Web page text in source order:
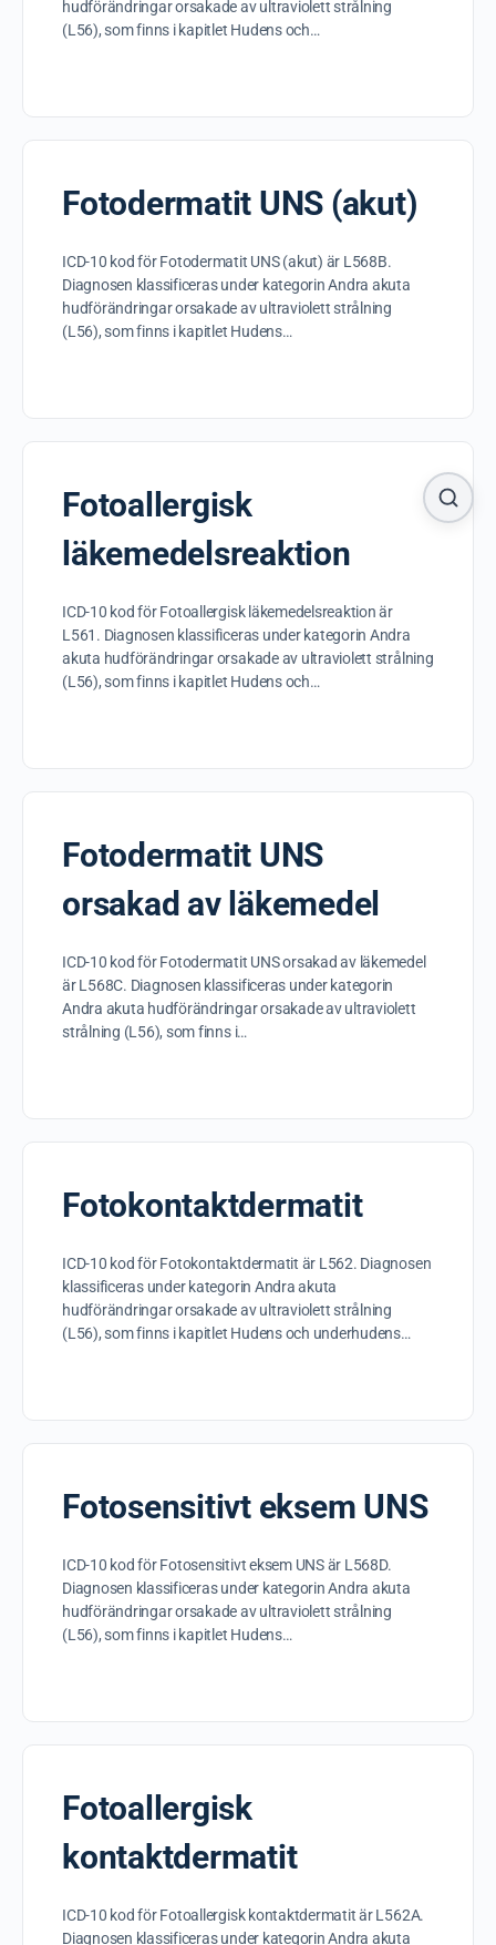
hudförändringar orsakade av ultraviolett strålning
(L56), som finns i kapitlet Hudens och…
Fotodermatit UNS (akut)
ICD-10 kod för Fotodermatit UNS (akut) är L568B.
Diagnosen klassificeras under kategorin Andra akuta
hudförändringar orsakade av ultraviolett strålning
(L56), som finns i kapitlet Hudens…
Fotoallergisk
läkemedelsreaktion
ICD-10 kod för Fotoallergisk läkemedelsreaktion är
L561. Diagnosen klassificeras under kategorin Andra
akuta hudförändringar orsakade av ultraviolett strålning
(L56), som finns i kapitlet Hudens och…
Fotodermatit UNS
orsakad av läkemedel
ICD-10 kod för Fotodermatit UNS orsakad av läkemedel
är L568C. Diagnosen klassificeras under kategorin
Andra akuta hudförändringar orsakade av ultraviolett
strålning (L56), som finns i…
Fotokontaktdermatit
ICD-10 kod för Fotokontaktdermatit är L562. Diagnosen
klassificeras under kategorin Andra akuta
hudförändringar orsakade av ultraviolett strålning
(L56), som finns i kapitlet Hudens och underhudens…
Fotosensitivt eksem UNS
ICD-10 kod för Fotosensitivt eksem UNS är L568D.
Diagnosen klassificeras under kategorin Andra akuta
hudförändringar orsakade av ultraviolett strålning
(L56), som finns i kapitlet Hudens…
Fotoallergisk
kontaktdermatit
ICD-10 kod för Fotoallergisk kontaktdermatit är L562A.
Diagnosen klassificeras under kategorin Andra akuta